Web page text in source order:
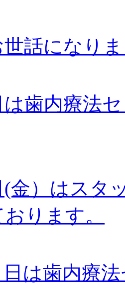
話になり
は歯内療法
(金）はスタ
ります。
日は歯内療